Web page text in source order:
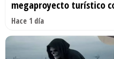
megaproyecto turístico
Hace 1 día